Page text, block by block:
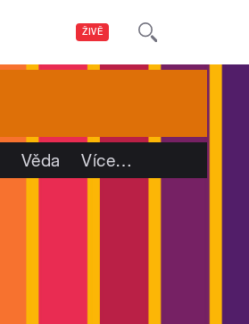
ŽIVĚ
Věda Více…